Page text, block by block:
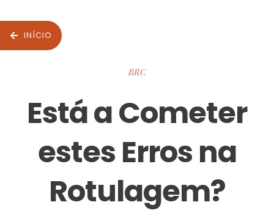
INÍCIO
BRC
Está a Cometer
estes Erros na
Rotulagem?